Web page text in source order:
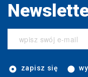
zapisz się